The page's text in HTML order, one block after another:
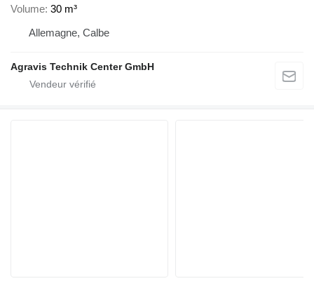
Volume 30 m³
Allemagne, Calbe
Agravis Technik Center GmbH